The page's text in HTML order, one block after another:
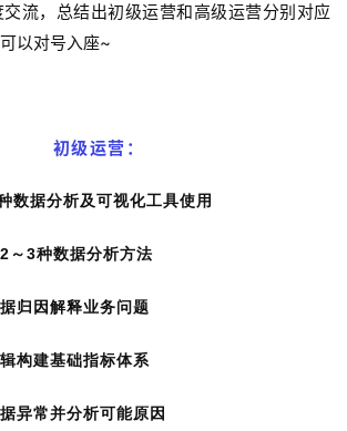
流，总结出初级运营和高级运营分别对应
以对号入座~
初级运营：
数据分析及可视化工具使用
～3种数据分析方法
归因解释业务问题
构建基础指标体系
异常并分析可能原因